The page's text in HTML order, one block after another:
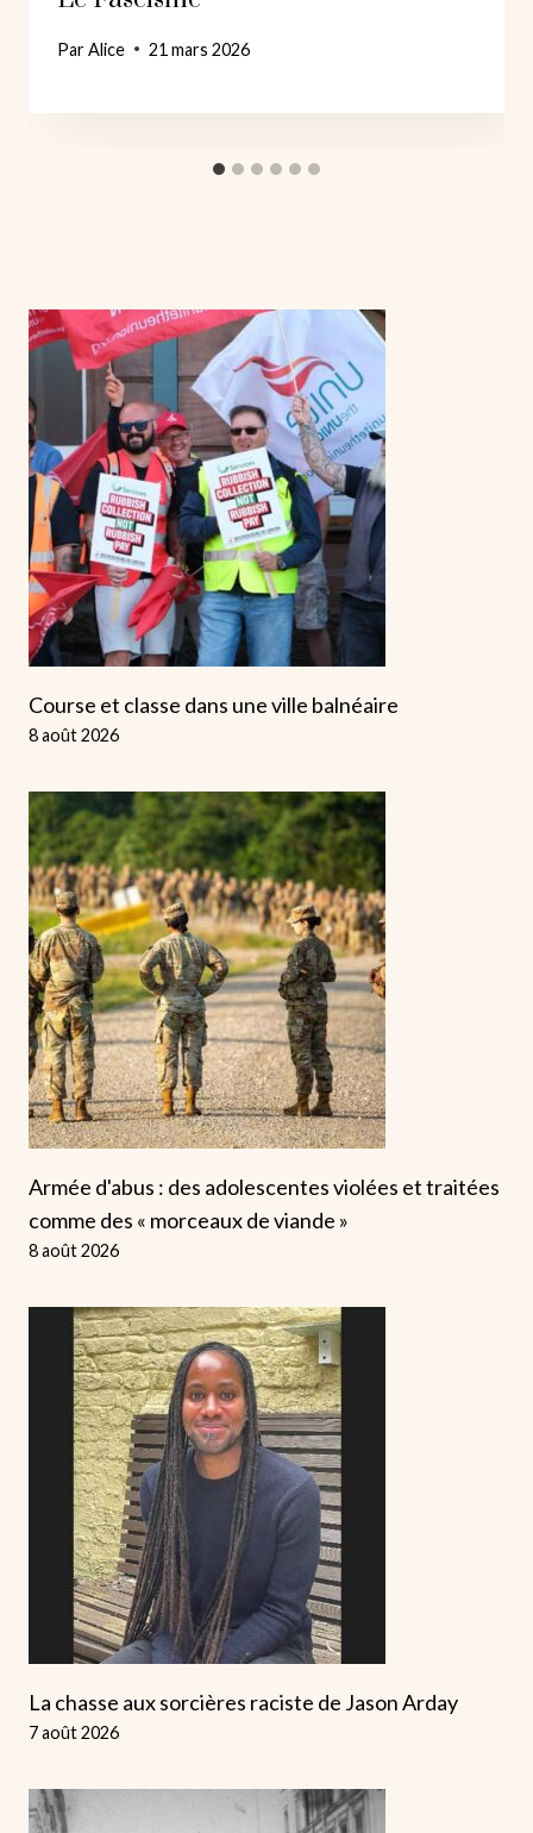
ParAlice 21 mars 2026
Course et classe dans une ville balnéaire
8 août 2026
Armée d'abus : des adolescentes violées et traitées
comme des « morceaux de viande »
8 août 2026
La chasse aux sorcières raciste de Jason Arday
7 août 2026